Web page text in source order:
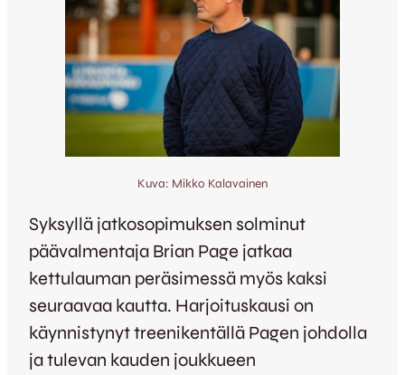
Kuva: Mikko Kalavainen
Syksyllä jatkosopimuksen solminut
päävalmentaja Brian Page jatkaa
kettulauman peräsimessä myös kaksi
seuraavaa kautta. Harjoituskausi on
käynnistynyt treenikentällä Pagen johdolla
ja tulevan kauden joukkueen